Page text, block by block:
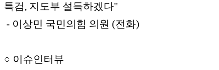
특검, 지도부 설득하겠다"
- 이상민 국민의힘 의원 (전화)
○ 이슈인터뷰